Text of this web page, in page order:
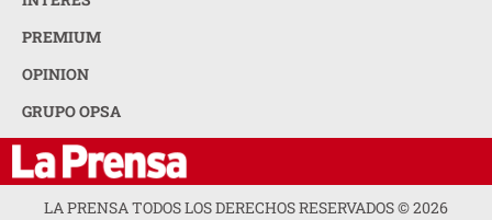
PREMIUM
OPINION
GRUPO OPSA
LA PRENSA TODOS LOS DERECHOS RESERVADOS ©2026